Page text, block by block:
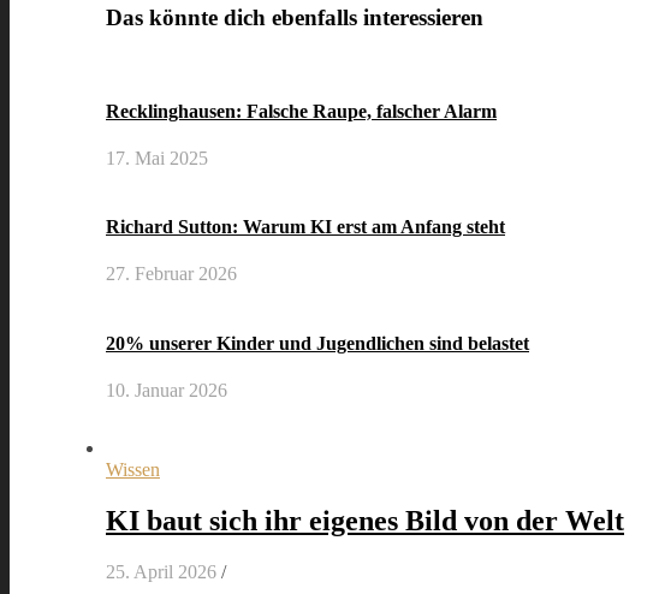
Das könnte dich ebenfalls interessieren
Recklinghausen: Falsche Raupe, falscher Alarm
17. Mai 2025
Richard Sutton: Warum KI erst am Anfang steht
27. Februar 2026
20% unserer Kinder und Jugendlichen sind belastet
10. Januar 2026
Wissen
KI baut sich ihr eigenes Bild von der Welt
25. April 2026 /